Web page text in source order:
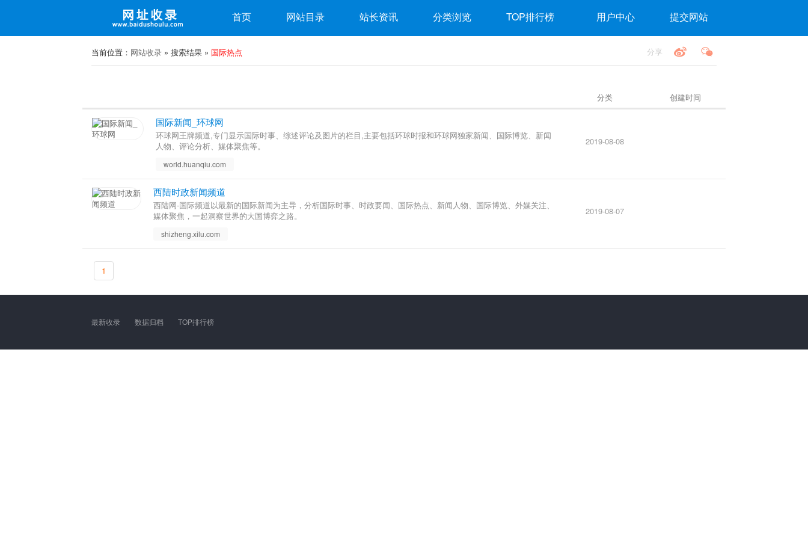
首页 网站目录 站长资讯 分类浏览 TOP排行榜 用户中心 提交网站
分享
微信
当前位置： 网站收录 » 搜索结果 » 国际热点
分类 创建时间
国际新闻_环球网
环球网王牌频道,专门显示国际时事、综述评论及图片的栏目,主要包括环球时报和环球网独家新闻、国际博览、新闻
人物、评论分析、媒体聚焦等。
world.huanqiu.com
2019-08-08
西陆时政新闻频道
西陆网-国际频道以最新的国际新闻为主导，分析国际时事、时政要闻、国际热点、新闻人物、国际博览、外媒关注、
媒体聚焦，一起洞察世界的大国博弈之路。
shizheng.xilu.com
2019-08-07
1
最新收录 数据归档 TOP排行榜